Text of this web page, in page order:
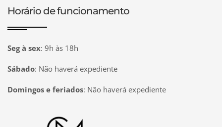
Horário de funcionamento
Seg à sex: 9h às 18h
Sábado: Não haverá expediente
Domingos e feriados: Não haverá expediente
Página inicial